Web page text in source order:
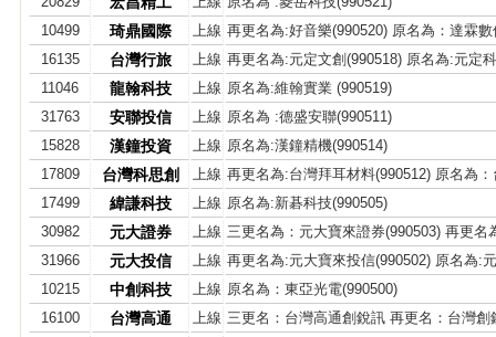
10499
琦鼎國際 上線 再更名為:好音樂(990520) 原名為：達霖數
16135
台灣行旅 上線 再更名為:元定文創(990518) 原名為:元定
11046
龍翰科技 上線 原名為:維翰實業 (990519)
31763
安聯投信 上線 原名為 :德盛安聯(990511)
15828
漢鐘投資 上線 原名為:漢鐘精機(990514)
17809
台灣科思創 上線 再更名為:台灣拜耳材料(990512) 原名為
17499
緯謙科技 上線 原名為:新碁科技(990505)
30982
元大證券 上線 三更名為：元大寶來證券(990503) 再更
31966
元大投信 上線 再更名為:元大寶來投信(990502) 原名為:
10215
中創科技 上線 原名為：東亞光電(990500)
16100
台灣高通 上線 三更名：台灣高通創銳訊 再更名：台灣